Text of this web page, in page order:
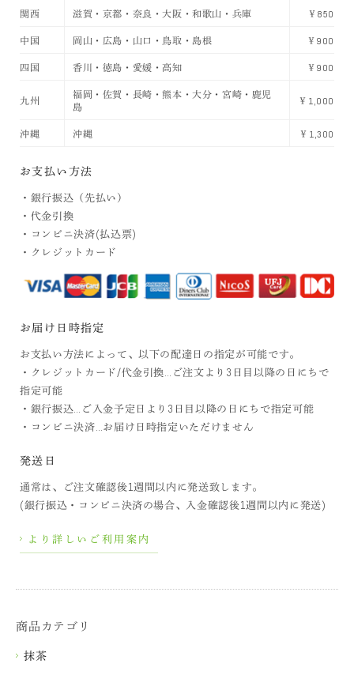
関西 滋賀・京都・奈良・大阪・和歌山・兵庫 ￥850
中国 岡山・広島・山口・鳥取・島根 ￥900
四国 香川・徳島・愛媛・高知 ￥900
九州
福岡・佐賀・長崎・熊本・大分・宮崎・鹿児
島
￥1,000
沖縄 沖縄 ￥1,300
お支払い方法
・銀行振込（先払い）
・代金引換
・コンビニ決済(払込票)
・クレジットカード
お届け日時指定
お支払い方法によって、以下の配達日の指定が可能です。
・クレジットカード/代金引換…ご注文より3日目以降の日にちで
指定可能
・銀行振込…ご入金予定日より3日目以降の日にちで指定可能
・コンビニ決済…お届け日時指定いただけません
発送日
通常は、ご注文確認後1週間以内に発送致します。
(銀行振込・コンビニ決済の場合、入金確認後1週間以内に発送)
より詳しいご利用案内
商品カテゴリ
抹茶